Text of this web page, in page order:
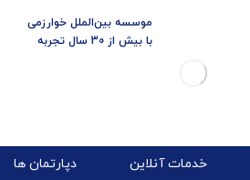
موسسه بین‌الملل خوارزمی
با بیش از 30 سال تجربه
خدمات آنلاین دپارتمان ها